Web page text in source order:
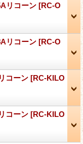
リコーン [RC-O
リコーン [RC-O
コーン [RC-KILO
コーン [RC-KILO